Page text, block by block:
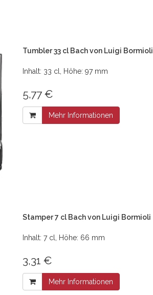
Tumbler 33 cl Bach von Luigi Bormioli
Inhalt: 33 cl, Höhe: 97 mm
5,77 €
Mehr Informationen
Stamper 7 cl Bach von Luigi Bormioli
Inhalt: 7 cl, Höhe: 66 mm
3,31 €
Mehr Informationen